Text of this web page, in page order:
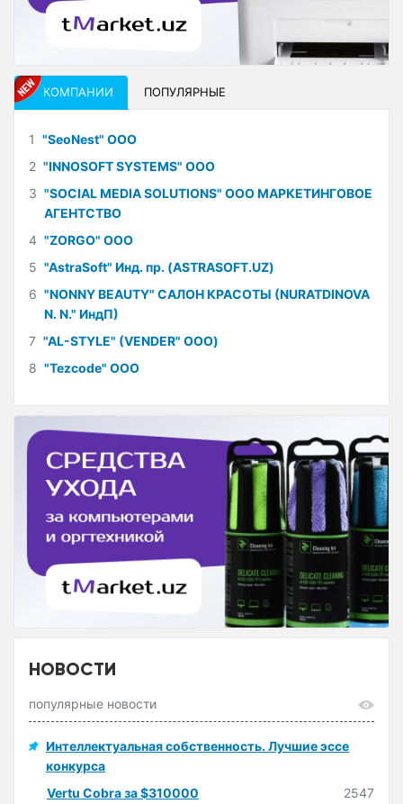
КОМПАНИИ ПОПУЛЯРНЫЕ
1 "SeoNest" ООО
2 "INNOSOFT SYSTEMS" ООО
3 "SOCIAL MEDIA SOLUTIONS" ООО МАРКЕТИНГОВОЕ
АГЕНТСТВО
4 "ZORGO" ООО
5 "AstraSoft" Инд. пр. (ASTRASOFT.UZ)
6 "NONNY BEAUTY" САЛОН КРАСОТЫ (NURATDINOVA
N. N." ИндП)
7 "AL-STYLE" (VENDER" ООО)
8 "Tezcode" ООО
НОВОСТИ
популярные новости
Интеллектуальная собственность. Лучшие эссе
конкурса
Vertu Cobra за $310000
2547